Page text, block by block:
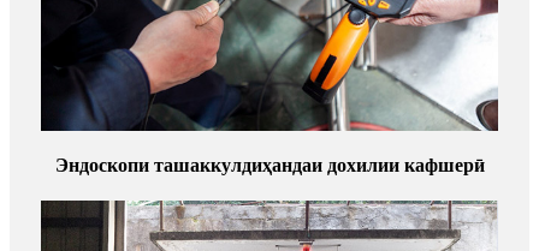
Эндоскопи ташаккулдиҳандаи дохилии кафшерӣ